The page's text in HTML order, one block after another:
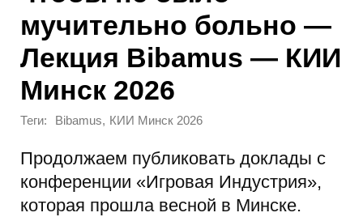
мучительно больно —
Лекция Bibamus — КИИ
Минск 2026
Теги: Bibamus, КИИ Минск 2026
Продолжаем публиковать доклады с
конференции «Игровая Индустрия»,
которая прошла весной в Минске.